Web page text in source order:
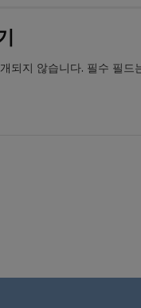
되지 않습니다. 필수 필드